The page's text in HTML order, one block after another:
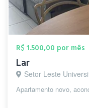
R$ 1.500,00 por mês
Lar
Setor Leste
Apartamento novo,